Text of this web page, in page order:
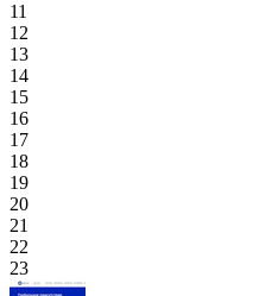
11
12
13
14
15
16
17
18
19
20
21
22
23